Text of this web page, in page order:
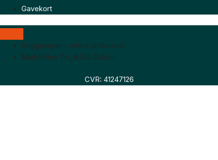
Gavekort
Boggaragen – online antikvariat
Marktoften 7H, 8464 Galten
CVR: 41247126